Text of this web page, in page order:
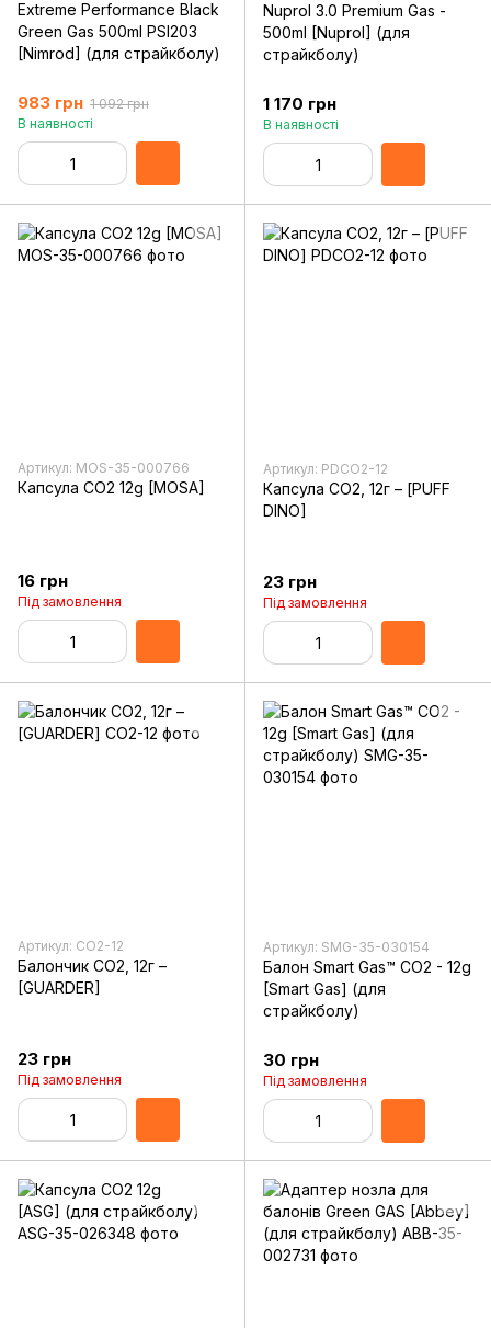
Extreme Performance Black
Green Gas 500ml PSI203
[Nimrod] (для страйкболу)
983 грн 1 092 грн
В наявності
Nuprol 3.0 Premium Gas -
500ml [Nuprol] (для
страйкболу)
1 170 грн
В наявності
Артикул: MOS-35-000766
Капсула CO2 12g [MOSA]
16 грн
Під замовлення
Артикул: PDCO2-12
Капсула CO2, 12г – [PUFF
DINO]
23 грн
Під замовлення
Артикул: CO2-12
Балончик CO2, 12г –
[GUARDER]
23 грн
Під замовлення
Артикул: SMG-35-030154
Балон Smart Gas™ CO2 - 12g
[Smart Gas] (для
страйкболу)
30 грн
Під замовлення